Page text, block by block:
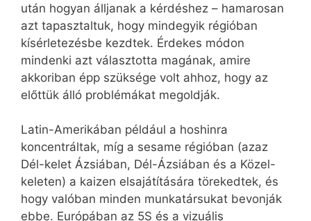
után hogyan álljanak a kérdéshez – hamarosan
azt tapasztaltuk, hogy mindegyik régióban
kísérletezésbe kezdtek. Érdekes módon
mindenki azt választotta magának, amire
akkoriban épp szüksége volt ahhoz, hogy az
előttük álló problémákat megoldják.
Latin-Amerikában például a hoshinra
koncentráltak, míg a sesame régióban (azaz
Dél-kelet Ázsiában, Dél-Ázsiában és a Közel-
keleten) a kaizen elsajátítására törekedtek, és
hogy valóban minden munkatársukat bevonják
ebbe. Európában az 5S és a vizuális